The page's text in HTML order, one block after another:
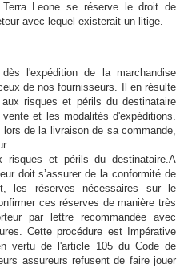
Leone se réserve le droit de
avec lequel existerait un litige.
l'expédition de la marchandise
de nos fournisseurs. Il en résulte
risques et périls du destinataire
et les modalités d'expéditions.
de la livraison de sa commande,
risques et périls du destinataire.A
doit s’assurer de la conformité de
les réserves nécessaires sur le
ces réserves de manière très
par lettre recommandée avec
Cette procédure est Impérative
vertu de l'article 105 du Code de
assureurs refusent de faire jouer